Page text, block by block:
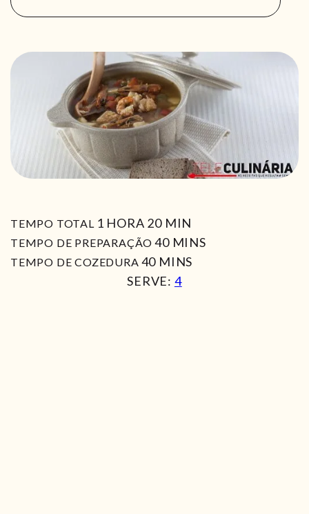
TEMPO TOTAL 1 HORA
HORA 20MIN
MIN
TEMPO DE PREPARAÇÃO 40MIN
MINS
TEMPO DE COZEDURA 40MIN
MINS
SERVE: 4